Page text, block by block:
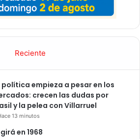
Reciente
política empieza a pesar en los
crecen las dudas por
y la pelea con Villarruel
13 minutos
en 1968